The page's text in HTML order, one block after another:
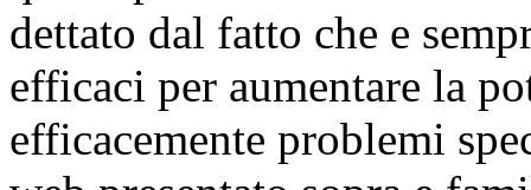
dettato dal fatto che e
efficaci per aumentare la
efficacemente problemi